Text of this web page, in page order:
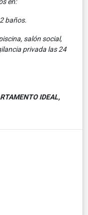
baños.
salón social,
privada las 24
IDEAL,